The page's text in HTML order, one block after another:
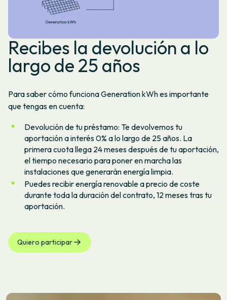
Recibes la devolución a lo
largo de 25 años
Para saber cómo funciona Generation kWh es importante
que tengas en cuenta:
Devolución de tu préstamo: Te devolvemos tu
aportación a interés 0% a lo largo de 25 años. La
primera cuota llega 24 meses después de tu aportación,
el tiempo necesario para poner en marcha las
instalaciones que generarán energía limpia.
Puedes recibir energía renovable a precio de coste
durante toda la duración del contrato, 12 meses tras tu
aportación.
Quiero participar